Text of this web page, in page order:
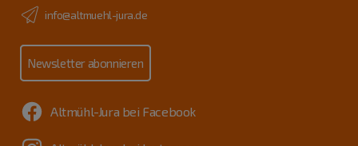
info@altmuehl-jura.de
Newsletter abonnieren
Altmühl-Jura bei Facebook